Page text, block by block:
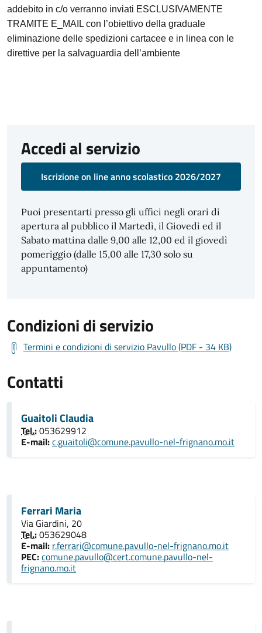
addebito in c/o verranno inviati ESCLUSIVAMENTE
TRAMITE E_MAIL con l’obiettivo della graduale
eliminazione delle spedizioni cartacee e in linea con le
direttive per la salvaguardia dell’ambiente
Accedi al servizio
Iscrizione on line anno scolastico 2026/2027
Puoi presentarti presso gli uffici negli orari di
apertura al pubblico il Martedì, il Giovedì ed il
Sabato mattina dalle 9,00 alle 12,00 ed il giovedì
pomeriggio (dalle 15,00 alle 17,30 solo su
appuntamento)
Condizioni di servizio
Termini e condizioni di servizio Pavullo (PDF - 34 KB)
Contatti
Guaitoli Claudia
Tel.:053629912
E-mail:c.guaitoli@comune.pavullo-nel-frignano.mo.it
Ferrari Maria
Via Giardini, 20
Tel.:053629048
E-mail: r.ferrari@comune.pavullo-nel-frignano.mo.it
PEC:comune.pavullo@cert.comune.pavullo-nel-
frignano.mo.it